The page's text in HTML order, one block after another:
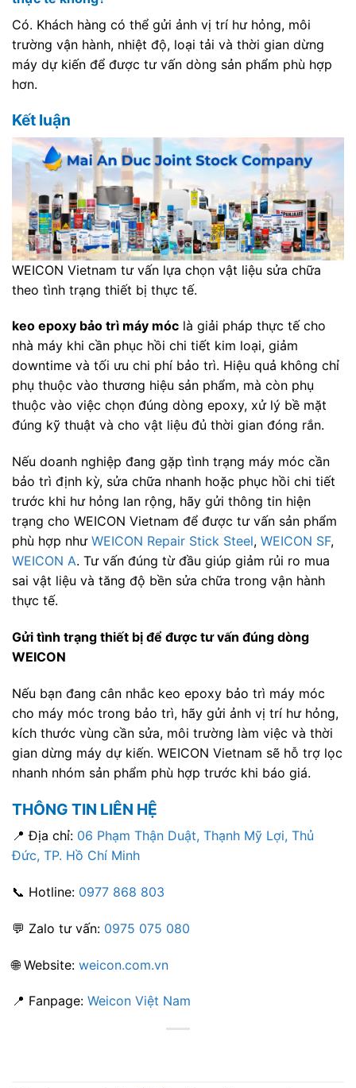
Có. Khách hàng có thể gửi ảnh vị trí hư hỏng, môi
trường vận hành, nhiệt độ, loại tải và thời gian dừng
máy dự kiến để được tư vấn dòng sản phẩm phù hợp
hơn.
Kết luận
WEICON Vietnam tư vấn lựa chọn vật liệu sửa chữa
theo tình trạng thiết bị thực tế.
keo epoxy bảo trì máy móc là giải pháp thực tế cho
nhà máy khi cần phục hồi chi tiết kim loại, giảm
downtime và tối ưu chi phí bảo trì. Hiệu quả không chỉ
phụ thuộc vào thương hiệu sản phẩm, mà còn phụ
thuộc vào việc chọn đúng dòng epoxy, xử lý bề mặt
đúng kỹ thuật và cho vật liệu đủ thời gian đóng rắn.
Nếu doanh nghiệp đang gặp tình trạng máy móc cần
bảo trì định kỳ, sửa chữa nhanh hoặc phục hồi chi tiết
trước khi hư hỏng lan rộng, hãy gửi thông tin hiện
trạng cho WEICON Vietnam để được tư vấn sản phẩm
phù hợp như WEICON Repair Stick Steel, WEICON SF,
WEICON A. Tư vấn đúng từ đầu giúp giảm rủi ro mua
sai vật liệu và tăng độ bền sửa chữa trong vận hành
thực tế.
Gửi tình trạng thiết bị để được tư vấn đúng dòng
WEICON
Nếu bạn đang cân nhắc keo epoxy bảo trì máy móc
cho máy móc trong bảo trì, hãy gửi ảnh vị trí hư hỏng,
kích thước vùng cần sửa, môi trường làm việc và thời
gian dừng máy dự kiến. WEICON Vietnam sẽ hỗ trợ lọc
nhanh nhóm sản phẩm phù hợp trước khi báo giá.
THÔNG TIN LIÊN HỆ
📍 Địa chỉ: 06 Phạm Thận Duật, Thạnh Mỹ Lợi, Thủ
Đức, TP. Hồ Chí Minh
📞 Hotline: 0977 868 803
💬 Zalo tư vấn: 0975 075 080
🌐 Website: weicon.com.vn
📍 Fanpage: Weicon Việt Nam